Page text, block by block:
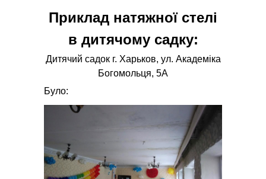
Приклад натяжної стелі
в дитячому садку:
Дитячий садок г. Харьков, ул. Академіка
Богомольця, 5А
Було: